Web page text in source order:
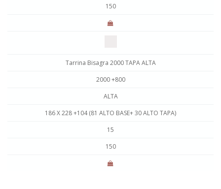
150
Tarrina Bisagra 2000 TAPA ALTA
2000 +800
ALTA
186 X 228 +104 (81 ALTO BASE+ 30 ALTO TAPA)
15
150